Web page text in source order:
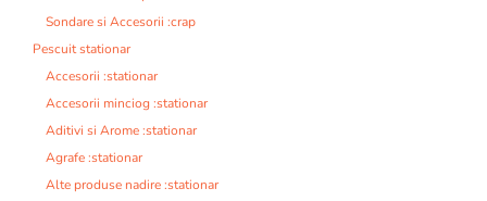
Sondare si Accesorii :crap
Pescuit stationar
Accesorii :stationar
Accesorii minciog :stationar
Aditivi si Arome :stationar
Agrafe :stationar
Alte produse nadire :stationar